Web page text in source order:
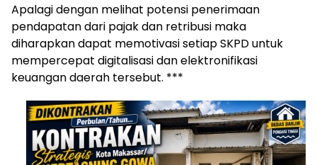
Apalagi dengan melihat potensi penerimaan
pendapatan dari pajak dan retribusi maka
diharapkan dapat memotivasi setiap SKPD untuk
mempercepat digitalisasi dan elektronifikasi
keuangan daerah tersebut. ***